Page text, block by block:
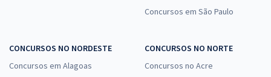
Concursos em São Paulo
CONCURSOS NO NORDESTE
Concursos em Alagoas
CONCURSOS NO NORTE
Concursos no Acre